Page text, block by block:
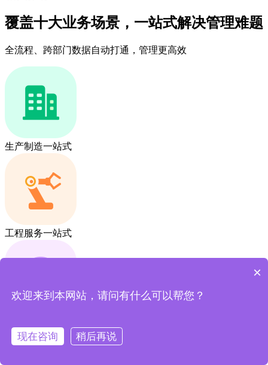
覆盖十大业务场景，一站式解决管理难题
全流程、跨部门数据自动打通，管理更高效
生产制造一站式
工程服务一站式
×
欢迎来到本网站，请问有什么可以帮您？
现在咨询 稍后再说